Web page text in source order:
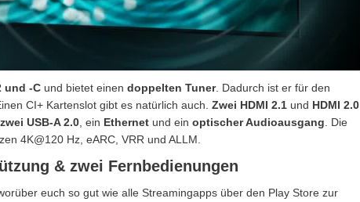
und -C und bietet einen doppelten Tuner. Dadurch ist er für den
CI+ Kartenslot gibt es natürlich auch. Zwei HDMI 2.1 und HDMI 2.0
zwei USB-A 2.0 , ein Ethernet und ein optischer Audioausgang . Die
4K@120 Hz, eARC, VRR und ALLM.
& zwei Fernbedienungen
worüber euch so gut wie alle Streamingapps über den Play Store zur